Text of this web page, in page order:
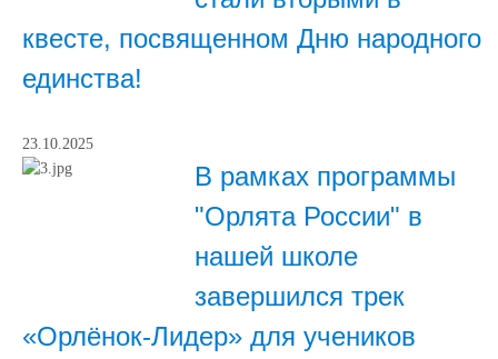
квесте, посвященном Дню народного
единства!
23.10.2025
В рамках программы
"Орлята России" в
нашей школе
завершился трек
«Орлёнок-Лидер» для учеников